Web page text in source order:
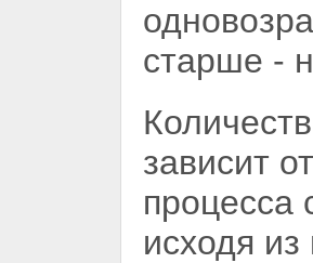
старше -
зависит
процесса
исходя